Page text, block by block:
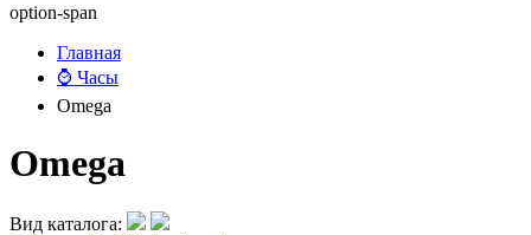
option-span
Главная
⌚ Часы
Omega
Omega
Вид каталога: